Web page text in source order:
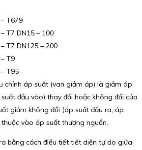
T679
T7 DN15 – 100
T7 DN125 – 200
T9
T95
chỉnh áp suất (van giảm áp) là giảm áp
đầu vào) thay đổi hoặc không đổi của
giảm không đổi (áp suất đầu ra, áp
vào áp suất thượng nguồn.
bằng cách điều tiết tiết diện tự do giữa